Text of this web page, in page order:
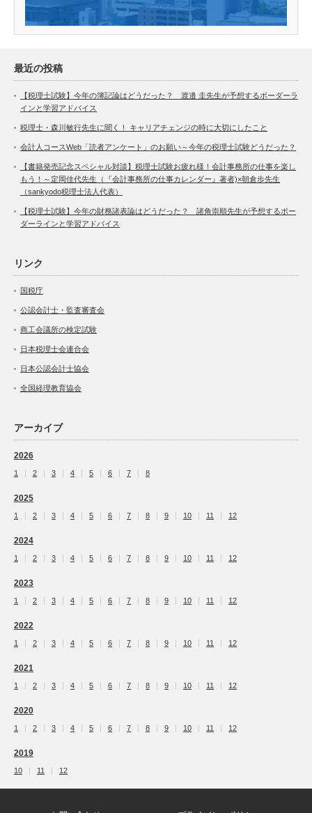
最近の投稿
【税理士試験】今年の簿記論はどうだった？ 渡邉 圭先生が予想するボーダーラ
インと学習アドバイス
税理士・森川敏行先生に聞く！ キャリアチェンジの時に大切にしたこと
会計人コースWeb「読者アンケート」のお願い～今年の税理士試験どうだった？
【書籍発売記念スペシャル対談】税理士試験お疲れ様！会計事務所の仕事を楽し
もう！～定岡佳代先生（『会計事務所の仕事カレンダー』著者)×朝倉歩先生
（sankyodo税理士法人代表）
【税理士試験】今年の財務諸表論はどうだった？ 諸角崇順先生が予想するボー
ダーラインと学習アドバイス
リンク
国税庁
公認会計士・監査審査会
商工会議所の検定試験
日本税理士会連合会
日本公認会計士協会
全国経理教育協会
アーカイブ
2026
1 2 3 4 5 6 7 8
2025
1 2 3 4 5 6 7 8 9 10 11 12
2024
1 2 3 4 5 6 7 8 9 10 11 12
2023
1 2 3 4 5 6 7 8 9 10 11 12
2022
1 2 3 4 5 6 7 8 9 10 11 12
2021
1 2 3 4 5 6 7 8 9 10 11 12
2020
1 2 3 4 5 6 7 8 9 10 11 12
2019
10 11 12